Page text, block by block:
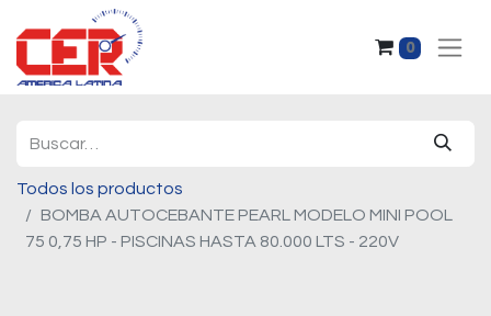
0
Todos los productos
BOMBA AUTOCEBANTE PEARL MODELO MINI POOL
75 0,75 HP - PISCINAS HASTA 80.000 LTS - 220V